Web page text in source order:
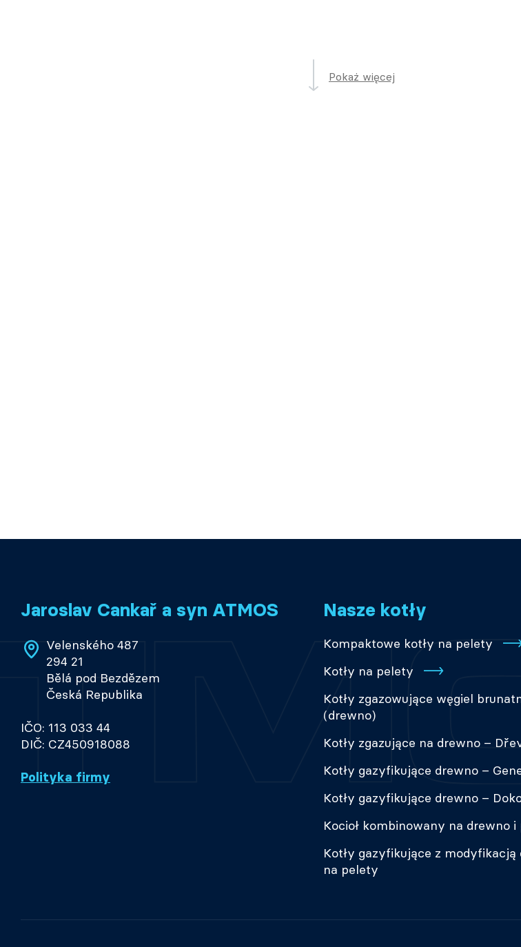
Pokaż więcej
Jaroslav Cankař a syn ATMOS
Velenského 487
294 21
Bělá pod Bezdězem
Česká Republika
IČO: 113 033 44
DIČ: CZ450918088
Polityka firmy
Nasze kotły
Kompaktowe kotły na pelety
Kotły na pelety
Kotły zgazowujące węgiel
(drewno)
Kotły zgazujące na drewno –
Kotły gazyfikujące drewno –
Kotły gazyfikujące drewno –
Kocioł kombinowany na drewno
Kotły gazyfikujące z modyfikacją
na pelety